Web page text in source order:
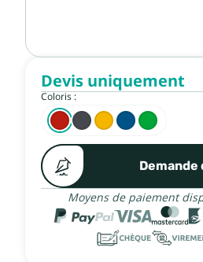
Devis uniquement
Coloris :
Demande
Moyens de paiement